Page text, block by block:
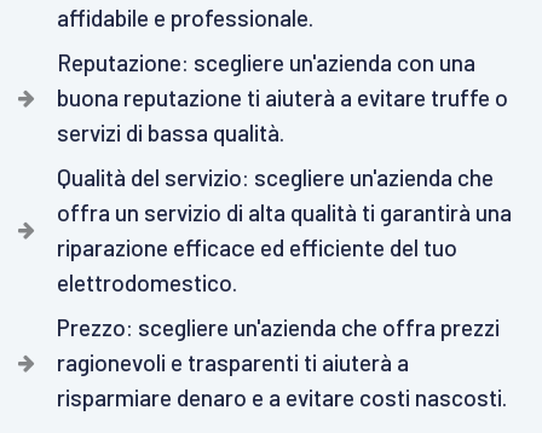
affidabile e professionale.
Reputazione: scegliere un'azienda con una
buona reputazione ti aiuterà a evitare truffe o
servizi di bassa qualità.
Qualità del servizio: scegliere un'azienda che
offra un servizio di alta qualità ti garantirà una
riparazione efficace ed efficiente del tuo
elettrodomestico.
Prezzo: scegliere un'azienda che offra prezzi
ragionevoli e trasparenti ti aiuterà a
risparmiare denaro e a evitare costi nascosti.